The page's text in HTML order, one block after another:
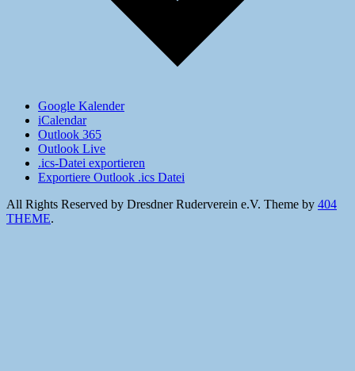
Google Kalender
iCalendar
Outlook 365
Outlook Live
.ics-Datei exportieren
Exportiere Outlook .ics Datei
All Rights Reserved by Dresdner Ruderverein e.V. Theme by 404
THEME.